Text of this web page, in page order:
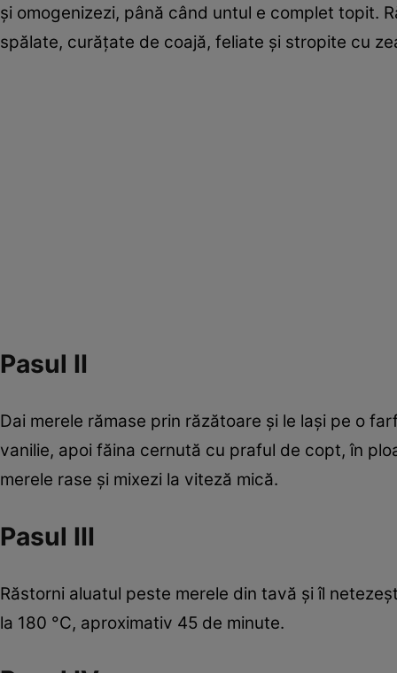
şi omogenizezi, până când untul e complet topit.
spălate, curăţate de coajă, feliate şi stropite cu
Pasul II
Dai merele rămase prin răzătoare şi le laşi pe o
vanilie, apoi făina cernută cu praful de copt, în
merele rase şi mixezi la viteză mică.
Pasul III
Răstorni aluatul peste merele din tavă şi îl
la 180 °C, aproximativ 45 de minute.